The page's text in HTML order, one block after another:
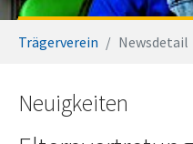
Trägerverein Newsdetail
Neuigkeiten